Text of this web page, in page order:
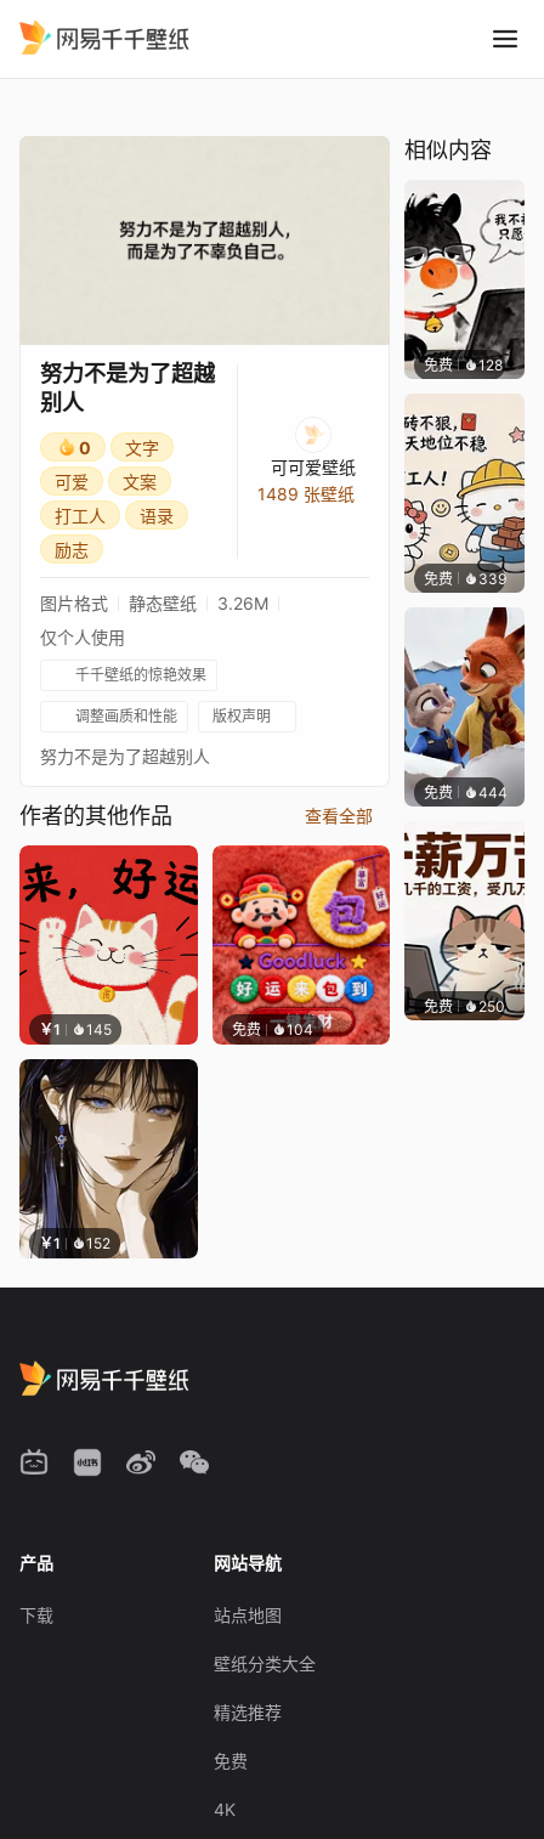
努力不是为了超越
别人
0
文字
可爱
文案
打工人
语录
励志
可可爱壁纸
1489 张壁纸
图片格式 静态壁纸
3.26M
仅个人使用
千千壁纸的惊艳效果
调整画质和性能 版权声明
努力不是为了超越别人
作者的其他作品 查看全部
￥1 145 免费 104
￥1 152
相似内容
免费 128渔小小
免费 339渔小小
免费 444好看
免费 250渔小小
产品
下载
网站导航
站点地图
壁纸分类大全
精选推荐
免费
4K